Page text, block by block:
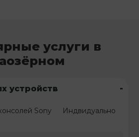
услуги в
устройств -
Sony
Индвидуально